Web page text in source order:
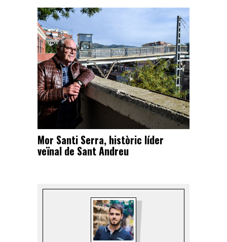
Mor Santi Serra, històric líder
veïnal de Sant Andreu